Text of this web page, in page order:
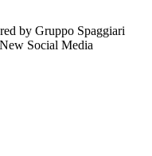
by Gruppo Spaggiari
Social Media